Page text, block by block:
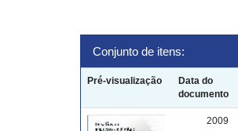
Conjunto de itens:
Pré-visualização
Data do
documento
2009